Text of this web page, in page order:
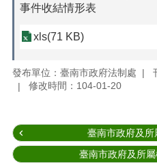
事件收結情形表
xls(71 KB)
發布單位：臺南市政府法制處
修改時間：104-01-20
臺南市政府及
臺南市政府及所